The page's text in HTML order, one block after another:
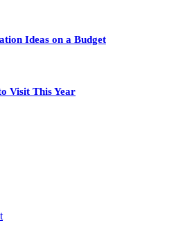
Ideas on a Budget
Visit This Year